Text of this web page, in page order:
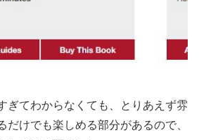
ぎてわからなくても、とりあえず雰
だけでも楽しめる部分があるので、